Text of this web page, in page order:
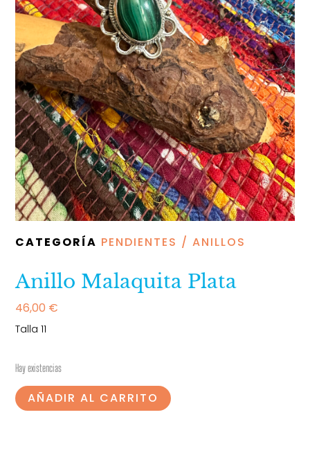
CATEGORÍA PENDIENTES / ANILLOS
Anillo Malaquita Plata
46,00 €
Talla 11
Hay existencias
AÑADIR AL CARRITO